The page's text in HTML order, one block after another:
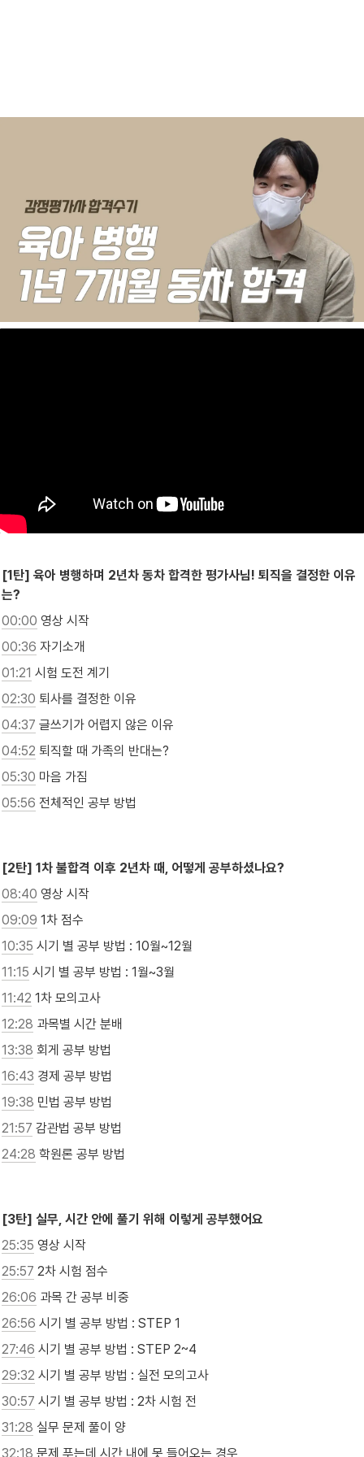
[1탄] 육아 병행하며 2년차 동차 합격한 평가사님! 퇴직을 결정한 이유
는?
00:00 영상 시작
00:36 자기소개
01:21 시험 도전 계기
02:30 퇴사를 결정한 이유
04:37 글쓰기가 어렵지 않은 이유
04:52 퇴직할 때 가족의 반대는?
05:30 마음 가짐
05:56 전체적인 공부 방법
[2탄] 1차 불합격 이후 2년차 때, 어떻게 공부하셨나요?
08:40 영상 시작
09:09 1차 점수
10:35 시기 별 공부 방법 : 10월~12월
11:15 시기 별 공부 방법 : 1월~3월
11:42 1차 모의고사
12:28 과목별 시간 분배
13:38 회게 공부 방법
16:43 경제 공부 방법
19:38 민법 공부 방법
21:57 감관법 공부 방법
24:28 학원론 공부 방법
[3탄] 실무, 시간 안에 풀기 위해 이렇게 공부했어요
25:35 영상 시작
25:57 2차 시험 점수
26:06 과목 간 공부 비중
26:56 시기 별 공부 방법 : STEP 1
27:46 시기 별 공부 방법 : STEP 2~4
29:32 시기 별 공부 방법 : 실전 모의고사
30:57 시기 별 공부 방법 : 2차 시험 전
31:28 실무 문제 풀이 양
32:18 문제 푸는데 시간 내에 못 들어오는 경우